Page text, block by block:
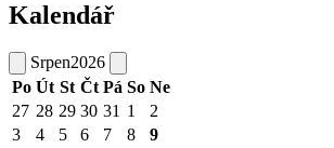
Kalendář
Srpen2026
Po Út St Čt Pá So Ne
27 28 29 30 31 1
2
3
4 5 6 7 8
9